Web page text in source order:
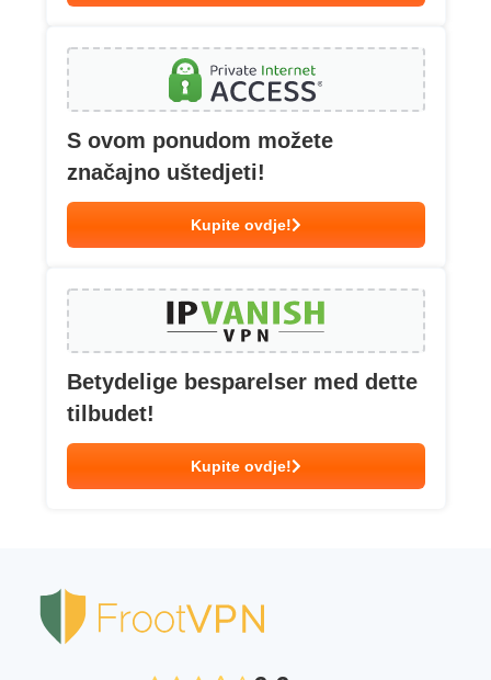
S ovom ponudom možete
značajno uštedjeti!
Kupite ovdje!
Betydelige besparelser med dette
tilbudet!
Kupite ovdje!